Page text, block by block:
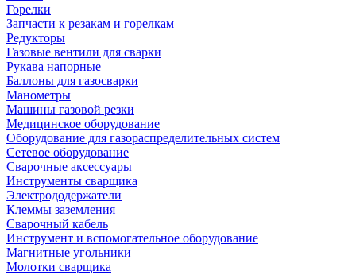
Горелки
Запчасти к резакам и горелкам
Редукторы
Газовые вентили для сварки
Рукава напорные
Баллоны для газосварки
Манометры
Машины газовой резки
Медицинское оборудование
Оборудование для газораспределительных систем
Сетевое оборудование
Сварочные аксессуары
Инструменты сварщика
Электрододержатели
Клеммы заземления
Сварочный кабель
Инструмент и вспомогательное оборудование
Магнитные угольники
Молотки сварщика